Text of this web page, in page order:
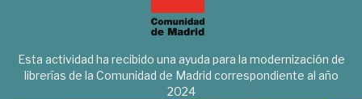
Esta actividad ha recibido una ayuda para la modernización de
librerías de la Comunidad de Madrid correspondiente al año
2024